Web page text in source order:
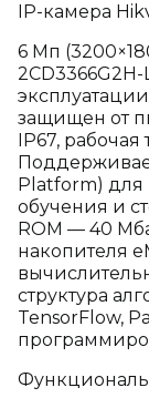
IP-камера
6 Мп
защищен от
IP67, рабочая
Platform) для
обучения и
ROM — 40
накопителя
структура
TensorFlow,